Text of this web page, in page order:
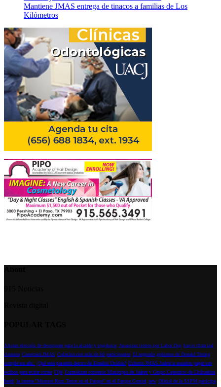
Mantiene JMAS entrega de tinacos a familias de Los
Kilómetros
Alistan elección de desempate para la alcalde y regidurias Anuncian cierres por Labor Day barrio chamizal
clausura Conectará JMAS Culmina con más de 60 participantes El segundo gobierno de Donald Trump
cumple un año: ¿Qué está pasando dentro de Estados Unidos? Exhorta JMAS Juárez a usuarios pagar sus
recibos para evitar cortes Fijo Formalizan convenio Municipio de Juárez y Grupo Cementos de Chihuahua
heath la carrera "Monster Run: Terror en el Parque" en el Parque Central new Oficial de la SSPM participa